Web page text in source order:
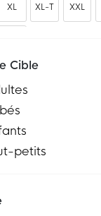
XL XL-T XXL
Cible
petits